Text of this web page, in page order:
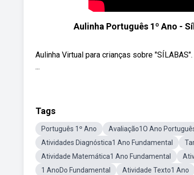
Aulinha Português 1º Ano -
Aulinha Virtual para crianças sobre
...
Tags
Português 1º Ano Avaliação1O Ano
Atividades Diagnóstica1 Ano Fundamental
Atividade Matemática1 Ano Fundamental
1 AnoDo Fundamental
Atividade Texto1 Ano